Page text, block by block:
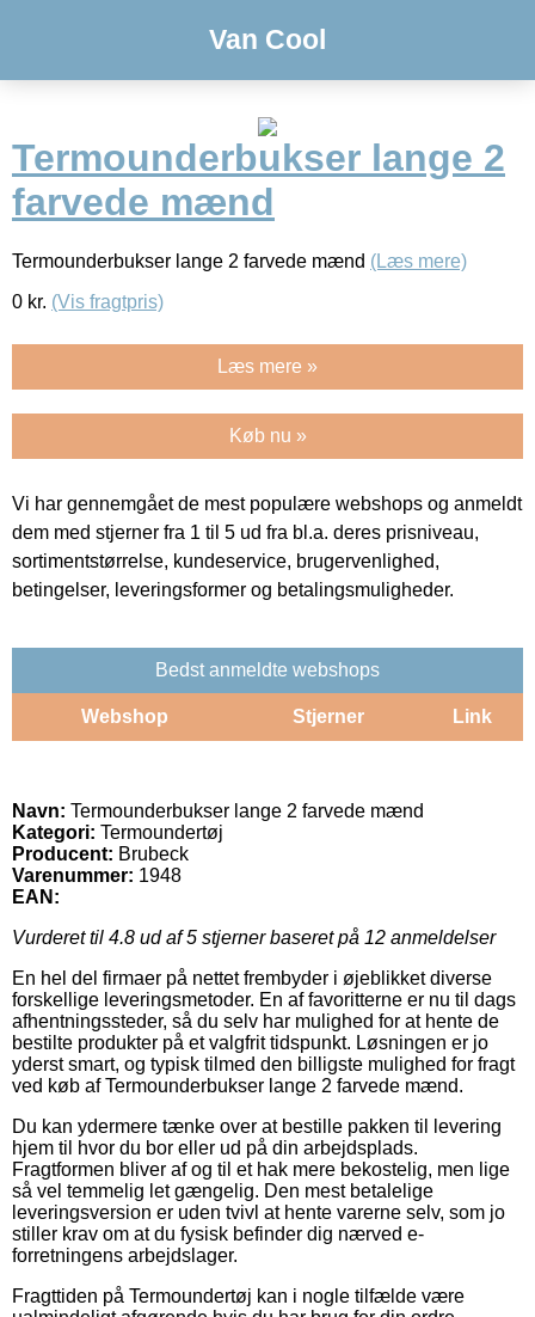
Van Cool
Termounderbukser lange 2
farvede mænd
Termounderbukser lange 2 farvede mænd (Læs mere)
0 kr. (Vis fragtpris)
Læs mere »
Køb nu »
Vi har gennemgået de mest populære webshops og anmeldt
dem med stjerner fra 1 til 5 ud fra bl.a. deres prisniveau,
sortimentstørrelse, kundeservice, brugervenlighed,
betingelser, leveringsformer og betalingsmuligheder.
Bedst anmeldte webshops
Webshop Stjerner Link
Navn: Termounderbukser lange 2 farvede mænd
Kategori: Termoundertøj
Producent: Brubeck
Varenummer: 1948
EAN:
Vurderet til 4.8 ud af 5 stjerner baseret på 12 anmeldelser
En hel del firmaer på nettet frembyder i øjeblikket diverse
forskellige leveringsmetoder. En af favoritterne er nu til dags
afhentningssteder, så du selv har mulighed for at hente de
bestilte produkter på et valgfrit tidspunkt. Løsningen er jo
yderst smart, og typisk tilmed den billigste mulighed for fragt
ved køb af Termounderbukser lange 2 farvede mænd.
Du kan ydermere tænke over at bestille pakken til levering
hjem til hvor du bor eller ud på din arbejdsplads.
Fragtformen bliver af og til et hak mere bekostelig, men lige
så vel temmelig let gængelig. Den mest betalelige
leveringsversion er uden tvivl at hente varerne selv, som jo
stiller krav om at du fysisk befinder dig nærved e-
forretningens arbejdslager.
Fragttiden på Termoundertøj kan i nogle tilfælde være